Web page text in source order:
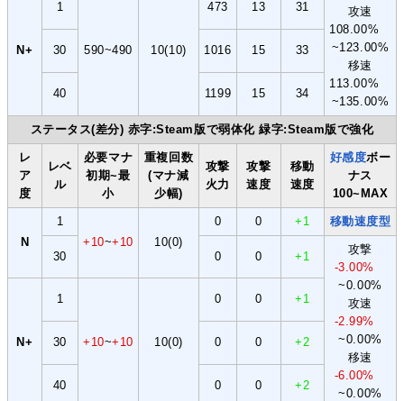
攻速
108.00%
~123.00%
移速
113.00%
~135.00%
N+
1
590~490 10(10)
473 13 31
30 1016 15 33
40 1199 15 34
ステータス(差分) 赤字:Steam版で弱体化 緑字:Steam版で強化
レ
ア
度
レベ
ル
必要マナ
初期~最
小
重複回数
(マナ減
少幅)
攻撃
火力
攻撃
速度
移動
速度
好感度ボー
ナス
100~MAX
N
1
+10~+10 10(0)
0 0 +1 移動速度型
30 0 0 +1
攻撃
-3.00%
~0.00%
攻速
-2.99%
~0.00%
移速
-6.00%
~0.00%
N+
1
+10~+10 10(0)
0 0 +1
30 0 0 +2
40 0 0 +2